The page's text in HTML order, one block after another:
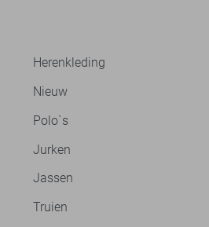
Herenkleding
Nieuw
Polo`s
Jurken
Jassen
Truien